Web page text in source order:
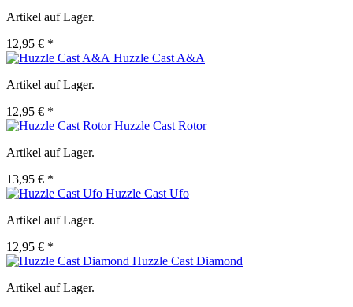
Artikel auf Lager.
12,95 € *
Huzzle Cast A&A
Artikel auf Lager.
12,95 € *
Huzzle Cast Rotor
Artikel auf Lager.
13,95 € *
Huzzle Cast Ufo
Artikel auf Lager.
12,95 € *
Huzzle Cast Diamond
Artikel auf Lager.